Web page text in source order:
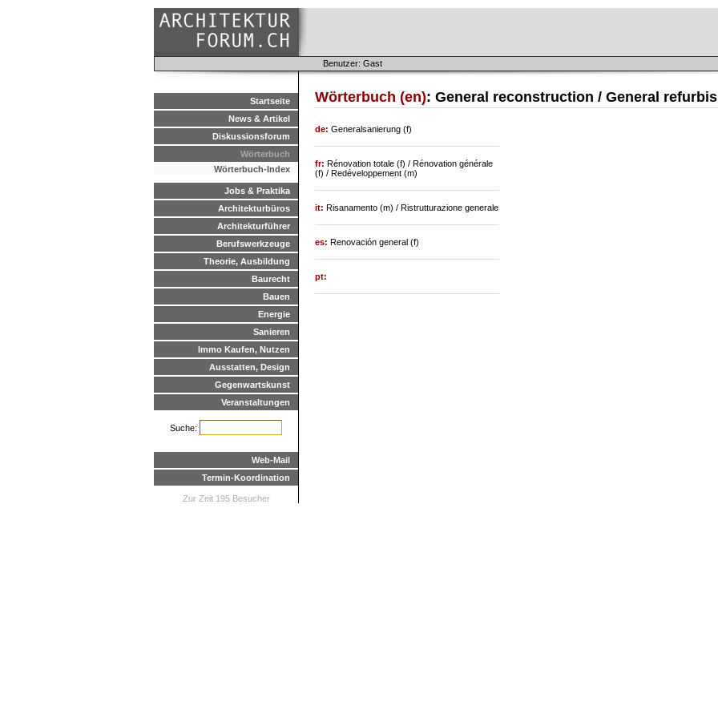
Benutzer: Gast
Startseite
News & Artikel
Diskussionsforum
Wörterbuch
Wörterbuch-Index
Jobs & Praktika
Architekturbüros
Architekturführer
Berufswerkzeuge
Theorie, Ausbildung
Baurecht
Bauen
Energie
Sanieren
Immo Kaufen, Nutzen
Ausstatten, Design
Gegenwartskunst
Veranstaltungen
Suche:
Web-Mail
Termin-Koordination
Zur Zeit 195 Besucher
Wörterbuch (en): General reconstruction / General
de: Generalsanierung (f)
fr: Rénovation totale (f) / Rénovation générale
(f) / Redéveloppement (m)
it: Risanamento (m) / Ristrutturazione generale
es: Renovación general (f)
pt: